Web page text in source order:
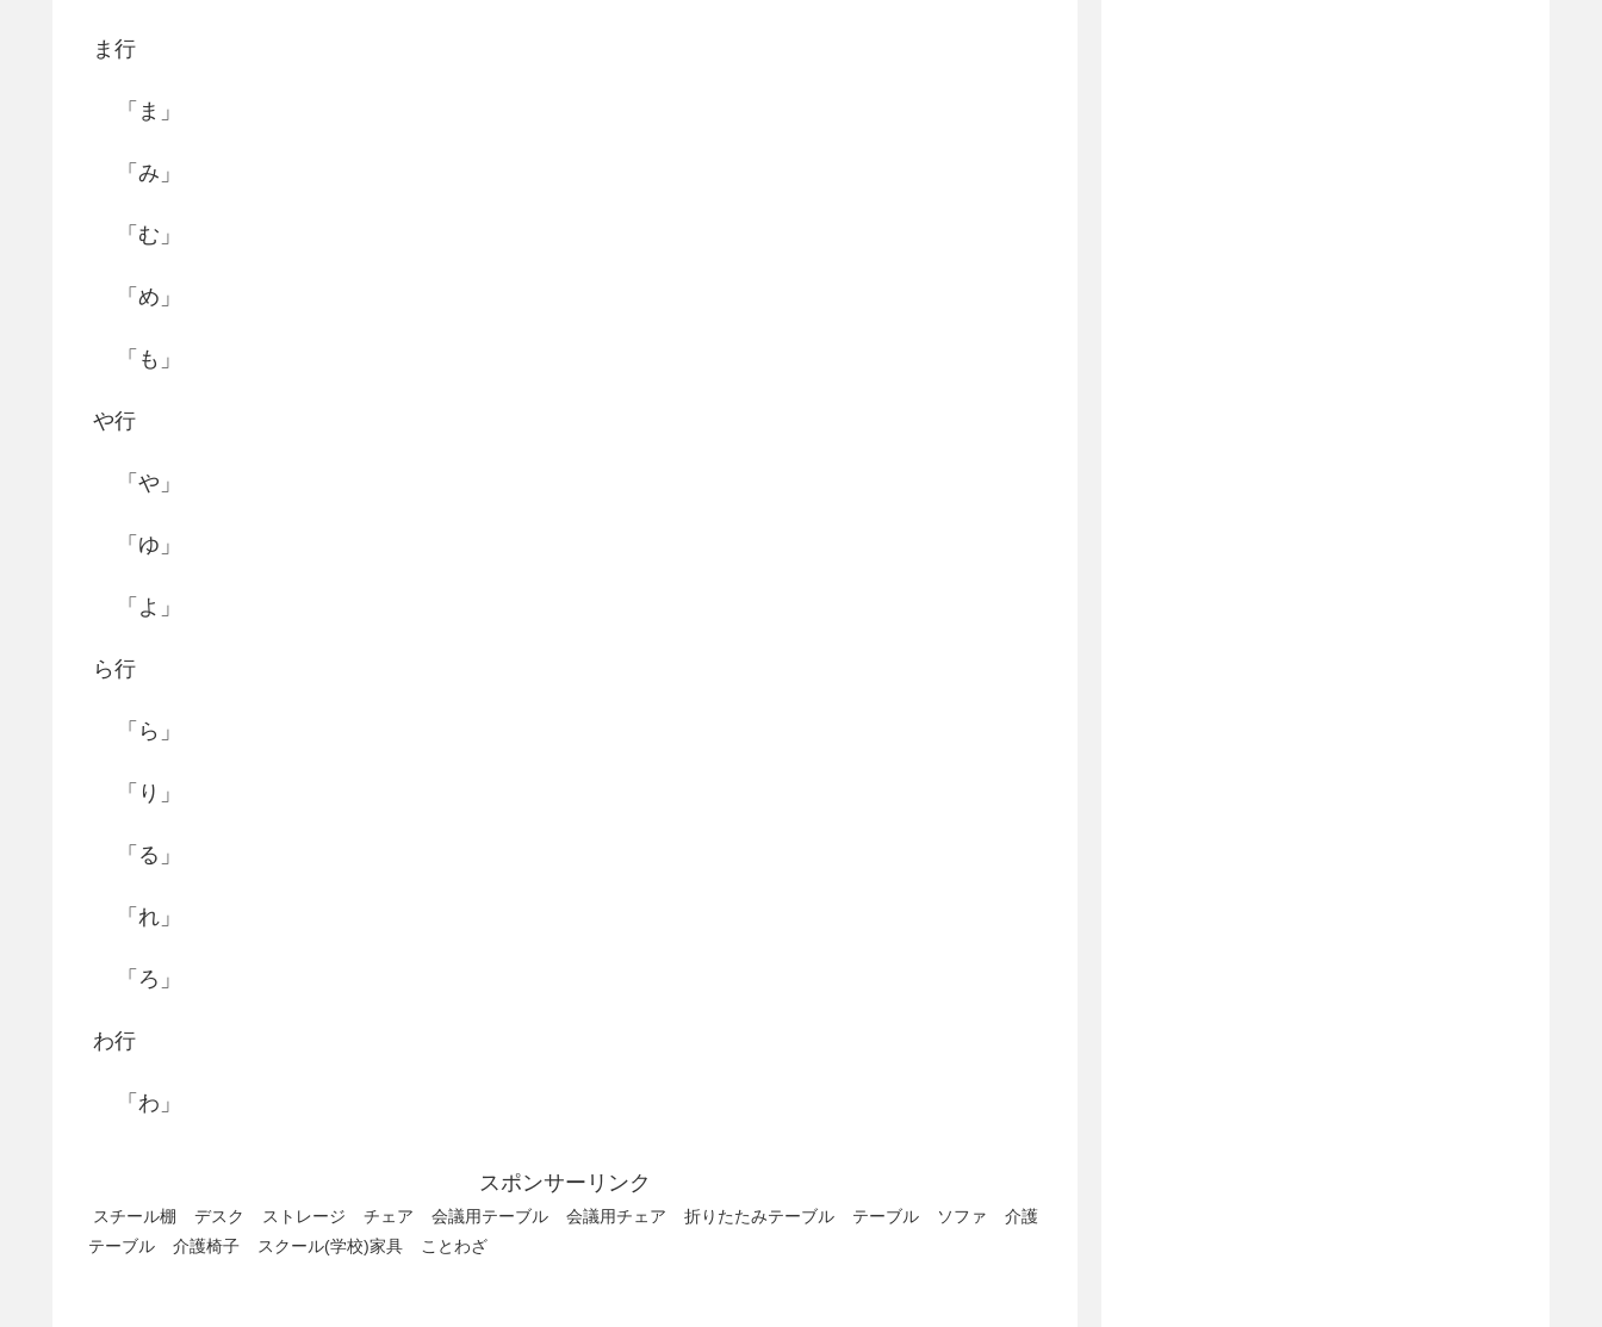
ま行
「ま」
「み」
「む」
「め」
「も」
や行
「や」
「ゆ」
「よ」
ら行
「ら」
「り」
「る」
「れ」
「ろ」
わ行
「わ」
スポンサーリンク
スチール棚 デスク ストレージ チェア 会議用テーブル 会議用チェア 折りたたみテーブル テーブル ソファ
介護
テーブル
介護椅子 スクール(学校)家具 ことわざ